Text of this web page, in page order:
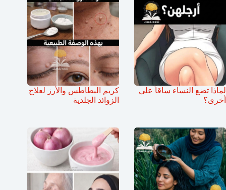
لماذا تضع النساء ساقاً على
أخرى؟
كريم البطاطس والأرز لعلاج
الزوائد الجلدية